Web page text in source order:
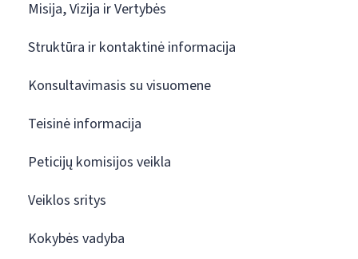
Misija, Vizija ir Vertybės
Struktūra ir kontaktinė informacija
Konsultavimasis su visuomene
Teisinė informacija
Peticijų komisijos veikla
Veiklos sritys
Kokybės vadyba